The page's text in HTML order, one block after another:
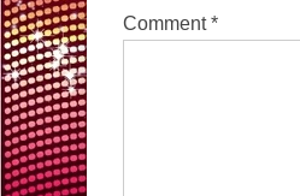
Comment*